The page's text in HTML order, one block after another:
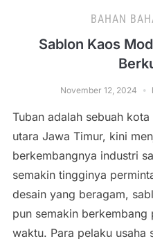
BAHAN
Sablon Kaos
November 12, 2024
Tuban adalah sebuah
utara Jawa Timur, kini
berkembangnya industri
semakin tingginya
desain yang beragam,
pun semakin berkembang
waktu. Para pelaku usaha